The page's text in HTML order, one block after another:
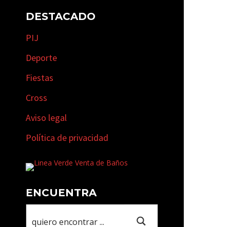
DESTACADO
PIJ
Deporte
Fiestas
Cross
Aviso legal
Política de privacidad
ENCUENTRA